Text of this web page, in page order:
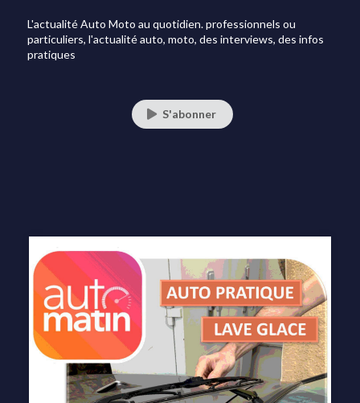
L'actualité Auto Moto au quotidien. professionnels ou
particuliers, l'actualité auto, moto, des interviews, des infos
pratiques
S'abonner